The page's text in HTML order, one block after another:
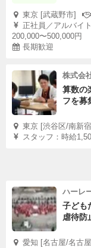
東京 [武蔵野市]
正社員／アルバイ
200,000〜500,000円
長期歓迎
株式会
算数の
フを募
東京 [渋谷区/南新
スタッフ：時給
ハーレ
子ども
虐待防
愛知 [名古屋/名古